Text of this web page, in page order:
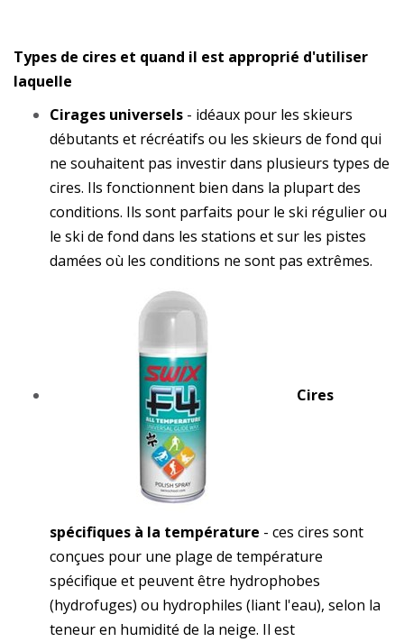
Types de cires et quand il est approprié d'utiliser
laquelle
Cirages universels - idéaux pour les skieurs
débutants et récréatifs ou les skieurs de fond qui
ne souhaitent pas investir dans plusieurs types de
cires. Ils fonctionnent bien dans la plupart des
conditions. Ils sont parfaits pour le ski régulier ou
le ski de fond dans les stations et sur les pistes
damées où les conditions ne sont pas extrêmes.
Cires
spécifiques à la température - ces cires sont
conçues pour une plage de température
spécifique et peuvent être hydrophobes
(hydrofuges) ou hydrophiles (liant l'eau), selon la
teneur en humidité de la neige. Il est